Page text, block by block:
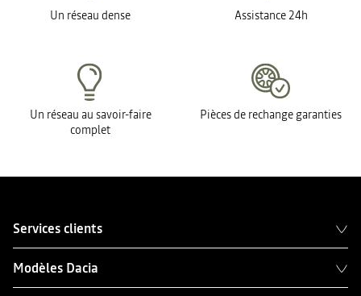
Un réseau dense Assistance 24h
Un réseau au savoir-faire
complet
Pièces de rechange garanties
Services clients
Modèles Dacia